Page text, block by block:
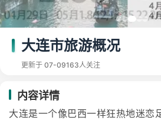
大连市旅游概况
更新于 07-09163人关注
内容详情
大连是一个像巴西一样狂热地迷恋